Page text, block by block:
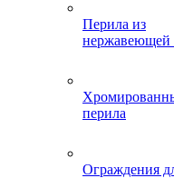
Перила из
нержавеющей
перила
Ограждения